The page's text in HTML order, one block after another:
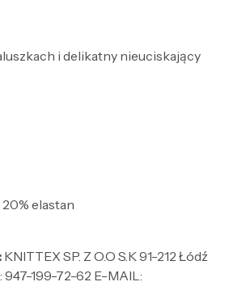
i delikatny nieuciskający
20% elastan
KNITTEX SP. Z O.O S.K 91-212 Łódź
947-199-72-62 E-MAIL: